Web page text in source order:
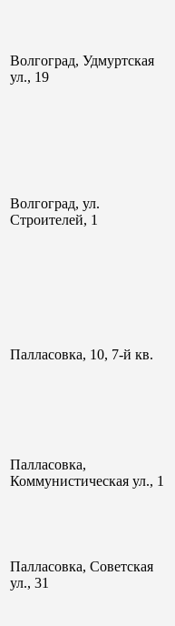
Волгоград, Удмуртская
ул., 19
Волгоград, ул.
Строителей, 1
Палласовка, 10, 7-й кв.
Палласовка,
Коммунистическая ул., 1
Палласовка, Советская
ул., 31